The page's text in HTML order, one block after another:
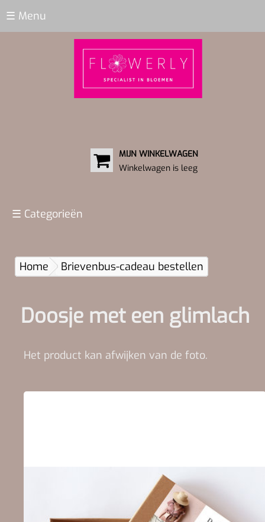
☰ Menu
MIJN WINKELWAGEN
Winkelwagen is leeg
☰ Categorieën
Home Brievenbus-cadeau bestellen
Doosje met een glimlach
Het product kan afwijken van de foto.